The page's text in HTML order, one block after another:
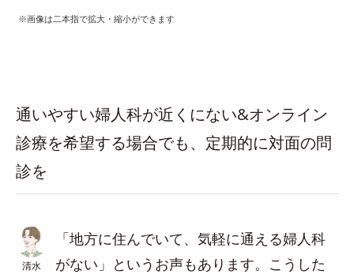
※画像は二本指で拡大・縮小ができます
通いやすい婦人科が近くにない&オンライン
診療を希望する場合でも、定期的に対面の問
診を
清水
「地方に住んでいて、気軽に通える婦人科
がない」というお声もあります。こうした